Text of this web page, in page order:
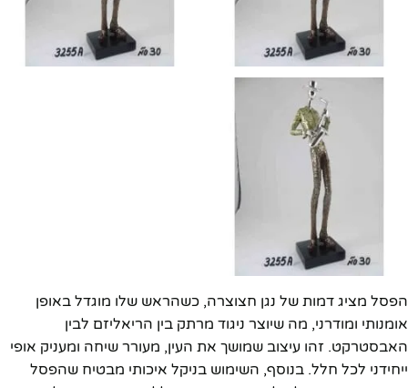
הפסל מציג דמות של נגן חצוצרה, כשהראש שלו מוגדל באופן
אומנותי ומודרני, מה שיוצר ניגוד מרתק בין הריאליזם לבין
האבסטרקט. זהו עיצוב שמושך את העין, מעורר שיחה ומעניק אופי
ייחידני לכל חלל. בנוסף, השימוש בניקל איכותי מבטיח שהפסל